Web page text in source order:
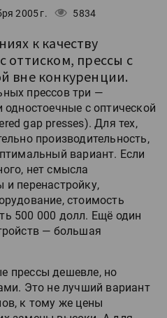
2005 г. 5834
к качеству
оттиском, прессы с
вне конкуренции.
прессов три —
с оптической
gap presses). Для тех,
производительность,
вариант. Если
нет смысла
перенастройку,
стоимость
500 000 долл. Ещё один
— большая
прессы дешевле, но
Это не лучший вариант
к тому же цены